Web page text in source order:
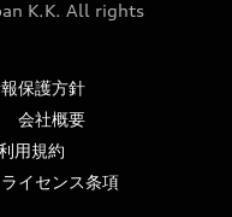
K.K. All rights
保護方針
会社概要
用規約
ライセンス条項